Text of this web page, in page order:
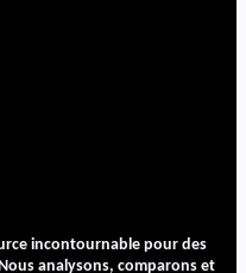
incontournable pour des
analysons, comparons et